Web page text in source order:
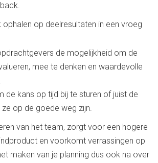
op deelresultaten in een vroeg
de mogelijkheid om de
mee te denken en waardevolle
de kans op tijd bij te sturen of juist de
op de goede weg zijn.
van het team, zorgt voor een hogere
en voorkomt verrassingen op
maken van je planning dus ook na over